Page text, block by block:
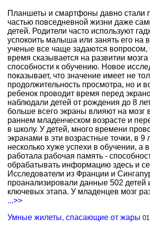
Планшеты и смартфоны давно стали
частью повседневной жизни даже
детей. Родители часто используют
успокоить малыша или занять его на
ученые все чаще задаются вопросом,
время сказывается на развитии
способности к обучению. Новое
показывает, что значение имеет не
продолжительность просмотра, но и
ребенок проводит время перед
наблюдали детей от рождения до 8
больше всего экраны влияют на мозг
раннем младенческом возрасте и
в школу. У детей, много времени
экранами в эти возрастные точки, в 9
несколько хуже успехи в обучении, а
работала рабочая память -
обрабатывать информацию здесь и
Исследователи из Франции и
проанализировали данные 502 детей
ключевых этапа. У младенцев мозг
...>>
Умные жилеты, спасающие от жары